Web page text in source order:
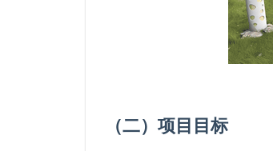
（二）项目目标